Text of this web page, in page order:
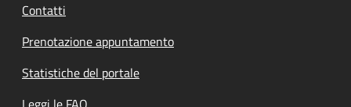
Contatti
Prenotazione appuntamento
Statistiche del portale